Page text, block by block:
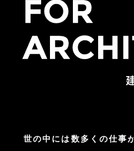
世の中には数多くの仕事